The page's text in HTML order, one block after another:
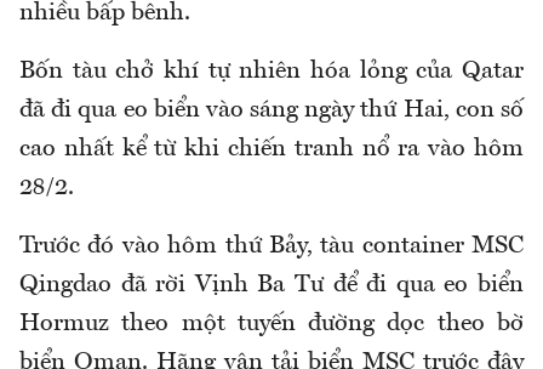
nhiều bấp bênh.
Bốn tàu chở khí tự nhiên hóa lỏng của Qatar
đã đi qua eo biển vào sáng ngày thứ Hai, con số
cao nhất kể từ khi chiến tranh nổ ra vào hôm
28/2.
Trước đó vào hôm thứ Bảy, tàu container MSC
Qingdao đã rời Vịnh Ba Tư để đi qua eo biển
Hormuz theo một tuyến đường dọc theo bờ
biển Oman. Hãng vận tải biển MSC trước đây